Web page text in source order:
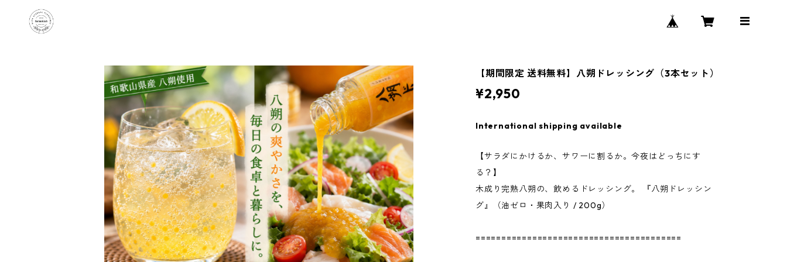
【期間限定 送料無料】八朔ドレッシング（3本セット）
¥2,950
International shipping available
【サラダにかけるか、サワーに割るか。今夜はどっちにす
る？】
木成り完熟八朔の、飲めるドレッシング。 『八朔ドレッシン
グ』（油ゼロ・果肉入り / 200g）
========================================